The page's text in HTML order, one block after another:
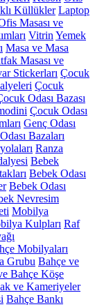
Küllükler Laptop
Masası ve
Vitrin Yemek
Masa ve Masa
Masası ve
Stickerları Çocuk
Çocuk
Odası Bazası
Çocuk Odası
Genç Odası
Bazaları
Ranza
Bebek
Bebek Odası
Bebek Odası
Nevresim
Mobilya
Kulpları Raf
Mobilyaları
Grubu Bahçe ve
Bahçe Köşe
ve Kameriyeler
Bahçe Bankı